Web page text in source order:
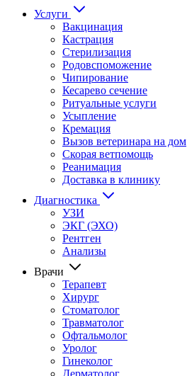
Услуги
Вакцинация
Кастрация
Стерилизация
Родовспоможение
Чипирование
Кесарево сечение
Ритуальные услуги
Усыпление
Кремация
Вызов ветеринара на дом
Скорая ветпомощь
Реанимация
Доставка в клинику
Диагностика
УЗИ
ЭКГ (ЭХО)
Рентген
Анализы
Врачи
Терапевт
Хирург
Стоматолог
Травматолог
Офтальмолог
Уролог
Гинеколог
Дерматолог